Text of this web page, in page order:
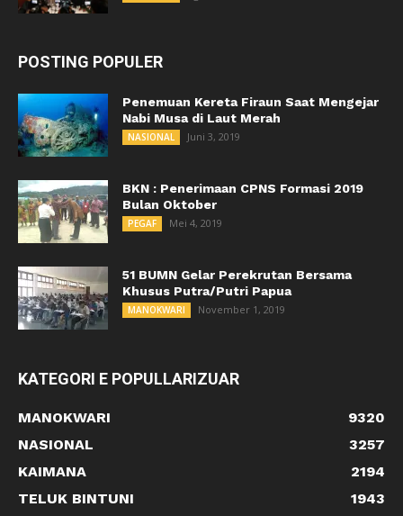
POSTING POPULER
Penemuan Kereta Firaun Saat Mengejar
Nabi Musa di Laut Merah
NASIONAL Juni 3, 2019
BKN : Penerimaan CPNS Formasi 2019
Bulan Oktober
PEGAF Mei 4, 2019
51 BUMN Gelar Perekrutan Bersama
Khusus Putra/Putri Papua
MANOKWARI November 1, 2019
KATEGORI E POPULLARIZUAR
MANOKWARI
9320
NASIONAL
3257
KAIMANA
2194
TELUK BINTUNI
1943